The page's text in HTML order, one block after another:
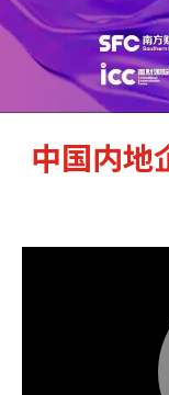
中国内地